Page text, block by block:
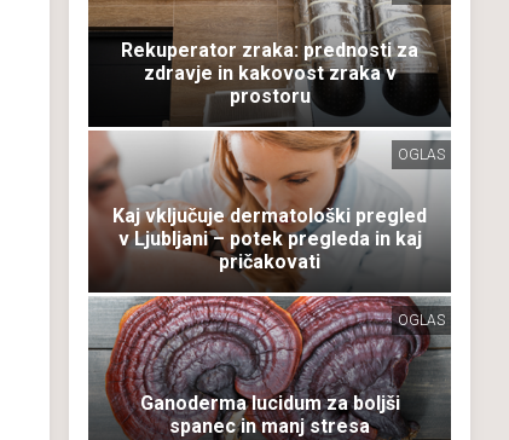
Rekuperator zraka: prednosti za
zdravje in kakovost zraka v
prostoru
OGLAS
Kaj vključuje dermatološki pregled
v Ljubljani – potek pregleda in kaj
pričakovati
OGLAS
Ganoderma lucidum za boljši
spanec in manj stresa